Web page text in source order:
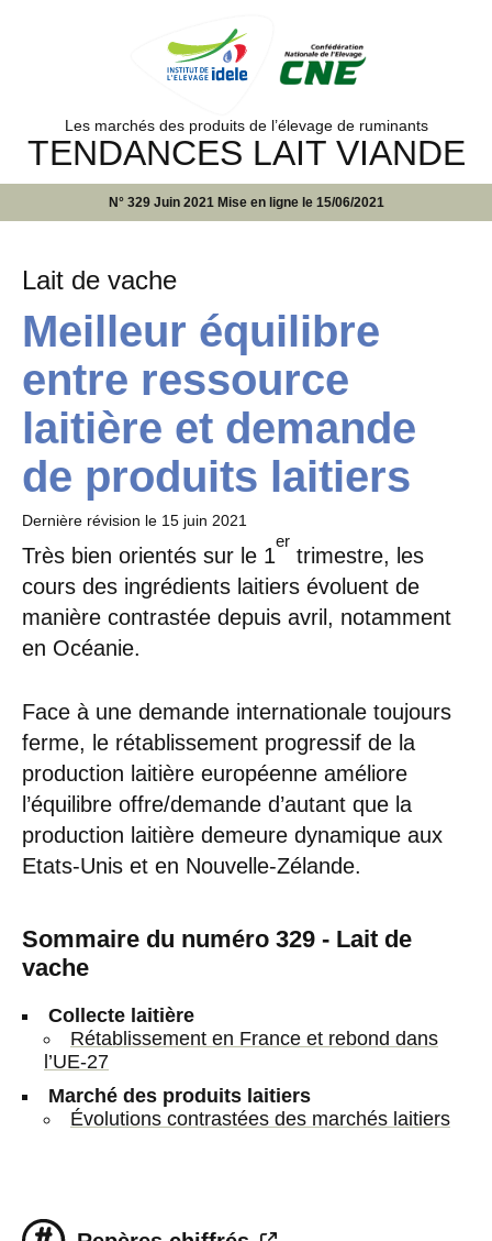
Les marchés des produits de l’élevage de ruminants
TENDANCES LAIT VIANDE
N° 329 Juin 2021 Mise en ligne le 15/06/2021
Lait de vache
Meilleur équilibre
entre ressource
laitière et demande
de produits laitiers
Dernière révision le 15 juin 2021
Très bien orientés sur le 1
er
trimestre, les
cours des ingrédients laitiers évoluent de
manière contrastée depuis avril, notamment
en Océanie.
Face à une demande internationale toujours
ferme, le rétablissement progressif de la
production laitière européenne améliore
l’équilibre offre/demande d’autant que la
production laitière demeure dynamique aux
Etats-Unis et en Nouvelle-Zélande.
Sommaire du numéro 329 - Lait de
vache
Collecte laitière
Rétablissement en France et rebond dans
l’UE-27
Marché des produits laitiers
Évolutions contrastées des marchés laitiers